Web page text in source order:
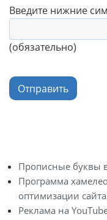
Введите нижние
(обязательно)
Отправить
Прописные буквы
Программа
оптимизации сайта
Реклама на